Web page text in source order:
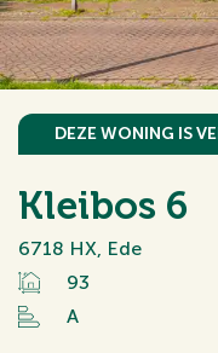
DEZE WONING IS
Kleibos 6
6718 HX, Ede
93
A